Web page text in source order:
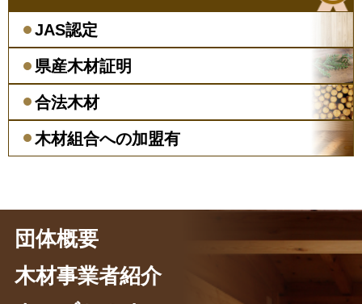
JAS認定
県産木材証明
合法木材
木材組合への加盟有
団体概要
木材事業者紹介